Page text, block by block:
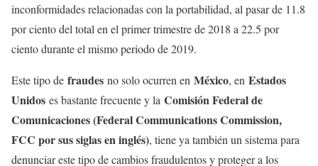
inconformidades relacionadas con la portabilidad, al pasar de 11.8
por ciento del total en el primer trimestre de 2018 a 22.5 por
ciento durante el mismo periodo de 2019.
Este tipo de fraudes no solo ocurren en México, en Estados
Unidos es bastante frecuente y la Comisión Federal de
Comunicaciones (Federal Communications Commission,
FCC por sus siglas en inglés), tiene ya también un sistema para
denunciar este tipo de cambios fraudulentos y proteger a los